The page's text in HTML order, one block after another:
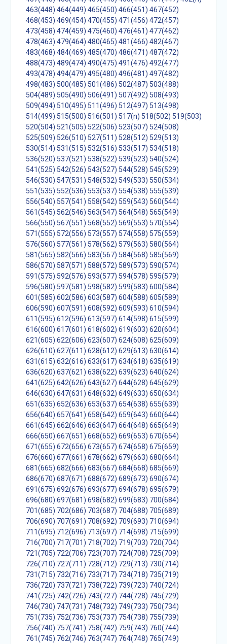
463(448) 464(449) 465(450) 466(451) 467(452)
468(453) 469(454) 470(455) 471(456) 472(457)
473(458) 474(459) 475(460) 476(461) 477(462)
478(463) 479(464) 480(465) 481(466) 482(467)
483(468) 484(469) 485(470) 486(471) 487(472)
488(473) 489(474) 490(475) 491(476) 492(477)
493(478) 494(479) 495(480) 496(481) 497(482)
498(483) 500(485) 501(486) 502(487) 503(488)
504(489) 505(490) 506(491) 507(492) 508(493)
509(494) 510(495) 511(496) 512(497) 513(498)
514(499) 515(500) 516(501) 517(n) 518(502) 519(503)
520(504) 521(505) 522(506) 523(507) 524(508)
525(509) 526(510) 527(511) 528(512) 529(513)
530(514) 531(515) 532(516) 533(517) 534(518)
536(520) 537(521) 538(522) 539(523) 540(524)
541(525) 542(526) 543(527) 544(528) 545(529)
546(530) 547(531) 548(532) 549(533) 550(534)
551(535) 552(536) 553(537) 554(538) 555(539)
556(540) 557(541) 558(542) 559(543) 560(544)
561(545) 562(546) 563(547) 564(548) 565(549)
566(550) 567(551) 568(552) 569(553) 570(554)
571(555) 572(556) 573(557) 574(558) 575(559)
576(560) 577(561) 578(562) 579(563) 580(564)
581(565) 582(566) 583(567) 584(568) 585(569)
586(570) 587(571) 588(572) 589(573) 590(574)
591(575) 592(576) 593(577) 594(578) 595(579)
596(580) 597(581) 598(582) 599(583) 600(584)
601(585) 602(586) 603(587) 604(588) 605(589)
606(590) 607(591) 608(592) 609(593) 610(594)
611(595) 612(596) 613(597) 614(598) 615(599)
616(600) 617(601) 618(602) 619(603) 620(604)
621(605) 622(606) 623(607) 624(608) 625(609)
626(610) 627(611) 628(612) 629(613) 630(614)
631(615) 632(616) 633(617) 634(618) 635(619)
636(620) 637(621) 638(622) 639(623) 640(624)
641(625) 642(626) 643(627) 644(628) 645(629)
646(630) 647(631) 648(632) 649(633) 650(634)
651(635) 652(636) 653(637) 654(638) 655(639)
656(640) 657(641) 658(642) 659(643) 660(644)
661(645) 662(646) 663(647) 664(648) 665(649)
666(650) 667(651) 668(652) 669(653) 670(654)
671(655) 672(656) 673(657) 674(658) 675(659)
676(660) 677(661) 678(662) 679(663) 680(664)
681(665) 682(666) 683(667) 684(668) 685(669)
686(670) 687(671) 688(672) 689(673) 690(674)
691(675) 692(676) 693(677) 694(678) 695(679)
696(680) 697(681) 698(682) 699(683) 700(684)
701(685) 702(686) 703(687) 704(688) 705(689)
706(690) 707(691) 708(692) 709(693) 710(694)
711(695) 712(696) 713(697) 714(698) 715(699)
716(700) 717(701) 718(702) 719(703) 720(704)
721(705) 722(706) 723(707) 724(708) 725(709)
726(710) 727(711) 728(712) 729(713) 730(714)
731(715) 732(716) 733(717) 734(718) 735(719)
736(720) 737(721) 738(722) 739(723) 740(724)
741(725) 742(726) 743(727) 744(728) 745(729)
746(730) 747(731) 748(732) 749(733) 750(734)
751(735) 752(736) 753(737) 754(738) 755(739)
756(740) 757(741) 758(742) 759(743) 760(744)
761(745) 762(746) 763(747) 764(748) 765(749)